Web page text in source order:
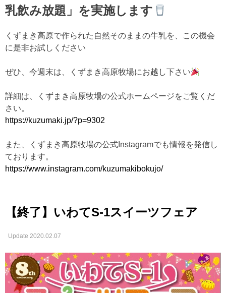
乳飲み放題」を実施します
くずまき高原で作られた自然そのままの牛乳を、この機会
に是非お試しください
ぜひ、今週末は、くずまき高原牧場にお越し下さい
詳細は、くずまき高原牧場の公式ホームページをご覧くだ
さい。
https://kuzumaki.jp/?p=9302
また、くずまき高原牧場の公式Instagramでも情報を発信し
ております。
https://www.instagram.com/kuzumakibokujo/
【終了】いわてS-1スイーツフェア
Update 2020.02.07